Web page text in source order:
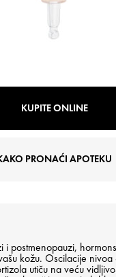
KUPITE ONLINE
PRONAĆI APOTEKU
i postmenopauzi,
kožu. Oscilacije nivoa
utiču na veću